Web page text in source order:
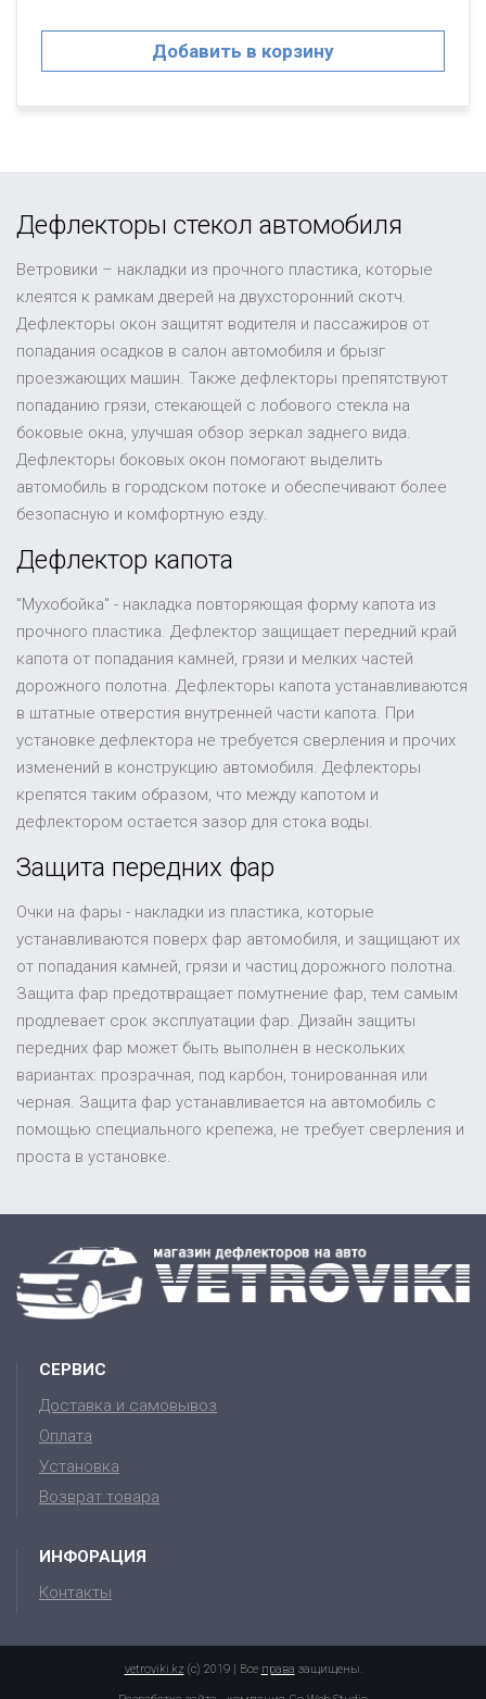
Добавить в корзину
Дефлекторы стекол автомобиля
Ветровики – накладки из прочного пластика, которые
клеятся к рамкам дверей на двухсторонний скотч.
Дефлекторы окон защитят водителя и пассажиров от
попадания осадков в салон автомобиля и брызг
проезжающих машин. Также дефлекторы препятствуют
попаданию грязи, стекающей с лобового стекла на
боковые окна, улучшая обзор зеркал заднего вида.
Дефлекторы боковых окон помогают выделить
автомобиль в городском потоке и обеспечивают более
безопасную и комфортную езду.
Дефлектор капота
"Мухобойка" - накладка повторяющая форму капота из
прочного пластика. Дефлектор защищает передний край
капота от попадания камней, грязи и мелких частей
дорожного полотна. Дефлекторы капота устанавливаются
в штатные отверстия внутренней части капота. При
установке дефлектора не требуется сверления и прочих
изменений в конструкцию автомобиля. Дефлекторы
крепятся таким образом, что между капотом и
дефлектором остается зазор для стока воды.
Защита передних фар
Очки на фары - накладки из пластика, которые
устанавливаются поверх фар автомобиля, и защищают их
от попадания камней, грязи и частиц дорожного полотна.
Защита фар предотвращает помутнение фар, тем самым
продлевает срок эксплуатации фар. Дизайн защиты
передних фар может быть выполнен в нескольких
вариантах: прозрачная, под карбон, тонированная или
черная. Защита фар устанавливается на автомобиль с
помощью специального крепежа, не требует сверления и
проста в установке.
СЕРВИС
Доставка и самовывоз
Оплата
Установка
Возврат товара
ИНФОРАЦИЯ
Контакты
vetroviki.kz (c) 2019 | Все права защищены.